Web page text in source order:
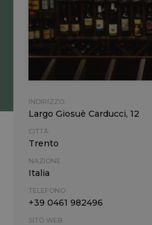
INDIRIZZO:
Largo Giosuè Carducci, 12
CITTÀ:
Trento
NAZIONE
Italia
TELEFONO
+39 0461 982496
SITO WEB